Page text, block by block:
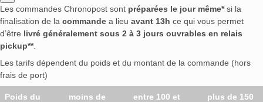
Les commandes Chronopost sont préparées le jour même*si la
finalisation de la commande a lieu avant 13h ce qui vous permet
d’être livré généralement sous 2 à 3 jours ouvrables en relais
pickup**.
Les tarifs dépendent du poids et du montant de la commande (hors
frais de port)
Poids du
moins de
entre 100 et
plus de 150